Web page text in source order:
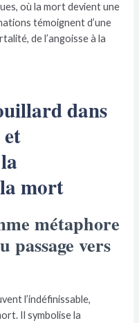
où la mort devient une
témoignent d’une
de l’angoisse à la
dans
mort
métaphore
passage vers
l’indéfinissable,
Il symbolise la